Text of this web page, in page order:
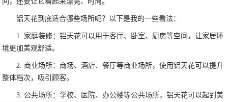
铝天花到底适合哪些场所呢？以下是我的一些看法：
1. 家庭装修：铝天花可以用于客厅、卧室、厨房等空间，让家居环
境更加美观舒适。
2. 商业场所：商场、酒店、餐厅等商业场所，使用铝天花可以提升
整体档次，吸引顾客。
3. 公共场所：学校、医院、办公楼等公共场所，铝天花可以起到美